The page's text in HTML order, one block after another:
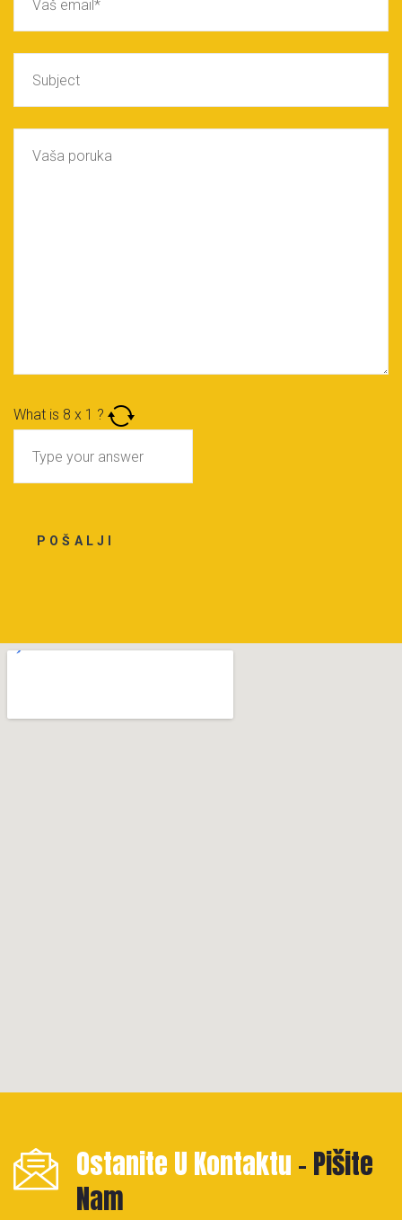
What is 8 x 1 ?
google maps html generator
Ostanite U Kontaktu - Pišite
Nam